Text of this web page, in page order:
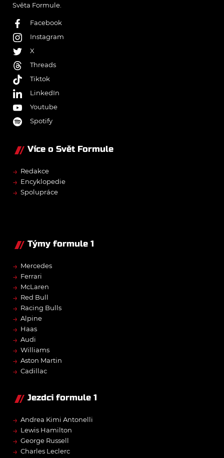
Světa Formule.
Facebook
Instagram
X
Threads
Tiktok
LinkedIn
Youtube
Spotify
Více o Svět Formule
→ Redakce
→ Encyklopedie
→ Spolupráce
Týmy formule 1
→ Mercedes
→ Ferrari
→ McLaren
→ Red Bull
→ Racing Bulls
→ Alpine
→ Haas
→ Audi
→ Williams
→ Aston Martin
→ Cadillac
Jezdci formule 1
→ Andrea Kimi Antonelli
→ Lewis Hamilton
→ George Russell
→ Charles Leclerc